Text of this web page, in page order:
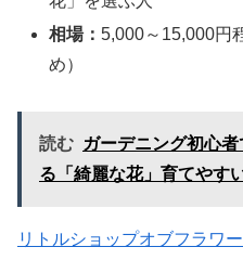
相場：5,000～15,000円
め）
読む ガーデニング初心
る「綺麗な花」育てやす
リトルショップオブフラワ